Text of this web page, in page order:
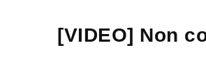
[VIDEO] Non